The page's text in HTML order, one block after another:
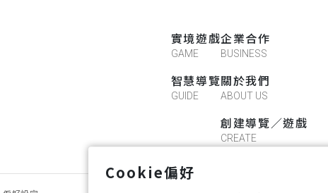
實境遊戲
GAME
智慧導覽
GUIDE
企業合作
BUSINESS
關於我們
ABOUT US
創建導覽／遊戲
CREATE
Cookie偏好